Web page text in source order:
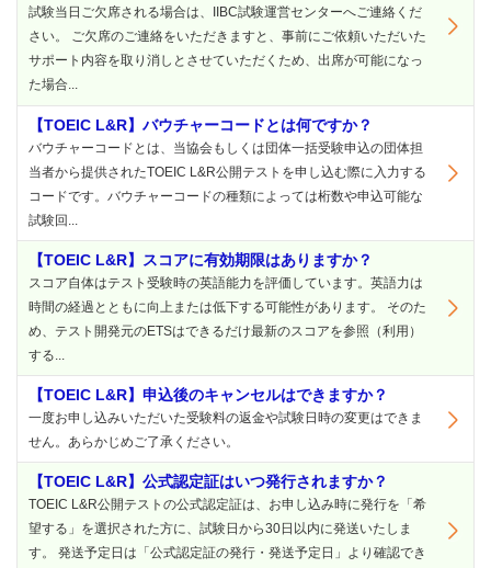
試験当日ご欠席される場合は、IIBC試験運営センターへご連絡くだ
さい。 ご欠席のご連絡をいただきますと、事前にご依頼いただいた
サポート内容を取り消しとさせていただくため、出席が可能になっ
た場合...
【TOEIC L&R】バウチャーコードとは何ですか？
バウチャーコードとは、当協会もしくは団体一括受験申込の団体担
当者から提供されたTOEIC L&R公開テストを申し込む際に入力する
コードです。バウチャーコードの種類によっては桁数や申込可能な
試験回...
【TOEIC L&R】スコアに有効期限はありますか？
スコア自体はテスト受験時の英語能力を評価しています。英語力は
時間の経過とともに向上または低下する可能性があります。 そのた
め、テスト開発元のETSはできるだけ最新のスコアを参照（利用）
する...
【TOEIC L&R】申込後のキャンセルはできますか？
一度お申し込みいただいた受験料の返金や試験日時の変更はできま
せん。あらかじめご了承ください。
【TOEIC L&R】公式認定証はいつ発行されますか？
TOEIC L&R公開テストの公式認定証は、お申し込み時に発行を「希
望する」を選択された方に、試験日から30日以内に発送いたしま
す。 発送予定日は「公式認定証の発行・発送予定日」より確認でき